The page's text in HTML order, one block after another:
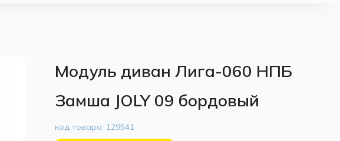
Модуль диван Лига-060 НПБ
Замша JOLY 09 бордовый
код товара: 129541